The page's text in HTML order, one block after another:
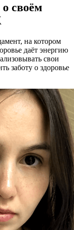
своём
на котором
даёт энергию
свои
заботу о здоровье